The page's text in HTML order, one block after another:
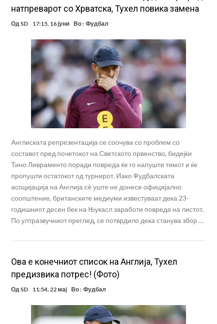
натпреварот со Хрватска, Тухел повика замена
Од SD 17:15, 16 јуни Во : Фудбал
Англиската репрезентација се соочува со проблем со
составот пред почетокот на Светското првенство, бидејќи
Тино Ливраменто поради повреда ќе го напушти тимот и ќе
пропушти остатокот од турнирот. Иако Фудбалската
асоцијација на Англија сè уште не донесе официјално
соопштение, британските медиуми известуваат дека 23-
годишниот десен бек на Њукасл заработи повреда на листот.
По ултразвучниот преглед, се потврдило дека станува збор …
Oва е конечниот список на Англија, Тухел
предизвика потрес! (Фото)
Од SD 11:54, 22 мај Во : Фудбал